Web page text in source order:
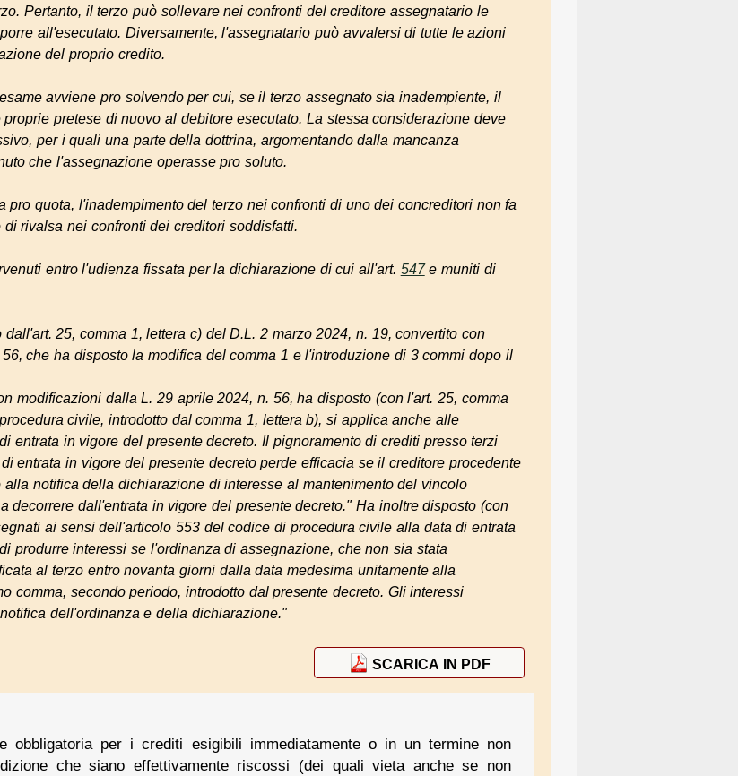
Pertanto, il terzo può sollevare nei confronti del creditore assegnatario le
all'esecutato. Diversamente, l'assegnatario può avvalersi di tutte le azioni
del proprio credito.
avviene pro solvendo per cui, se il terzo assegnato sia inadempiente, il
pretese di nuovo al debitore esecutato. La stessa considerazione deve
per i quali una parte della dottrina, argomentando dalla mancanza
che l'assegnazione operasse pro soluto.
pro quota, l'inadempimento del terzo nei confronti di uno dei concreditori non fa
rivalsa nei confronti dei creditori soddisfatti.
entro l'udienza fissata per la dichiarazione di cui all'art. 547e muniti di
25, comma 1, lettera c) del D.L. 2 marzo 2024, n. 19, convertito con
che ha disposto la modifica del comma 1 e l'introduzione di 3 commi dopo il
modificazioni dalla L. 29 aprile 2024, n. 56, ha disposto (con l'art. 25, comma
civile, introdotto dal comma 1, lettera b), si applica anche alle
entrata in vigore del presente decreto. Il pignoramento di crediti presso terzi
entrata in vigore del presente decreto perde efficacia se il creditore procedente
notifica della dichiarazione di interesse al mantenimento del vincolo
decorrere dall'entrata in vigore del presente decreto." Ha inoltre disposto (con
ai sensi dell'articolo 553 del codice di procedura civile alla data di entrata
produrre interessi se l'ordinanza di assegnazione, che non sia stata
al terzo entro novanta giorni dalla data medesima unitamente alla
comma, secondo periodo, introdotto dal presente decreto. Gli interessi
dell'ordinanza e della dichiarazione."
SCARICA IN PDF
obbligatoria per i crediti esigibili immediatamente o in un termine non
che siano effettivamente riscossi (dei quali vieta anche se non